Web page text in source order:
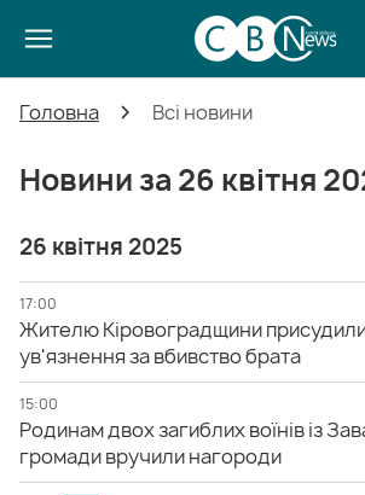
Головна Всі новини
Новини за 26 квітня
26 квітня 2025
17:00
Жителю Кіровоградщини присудили
ув'язнення за вбивство брата
15:00
Родинам двох загиблих воїнів із
громади вручили нагороди